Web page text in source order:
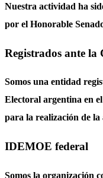
Nuestra actividad ha
por el Honorable
Registrados ante la
Somos una entidad
Electoral argentina en
para la realización de
IDEMOE federal
Somos la organización